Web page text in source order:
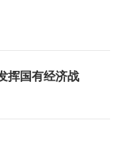
挥国有经济战